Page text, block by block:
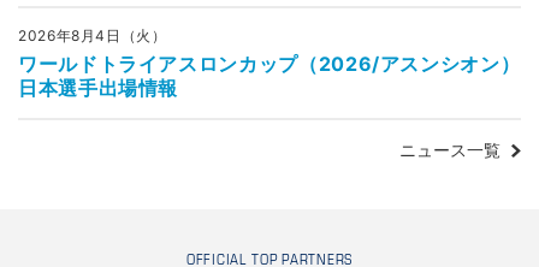
2026年8月4日（火）
ワールドトライアスロンカップ（2026/アスンシオン）
日本選手出場情報
ニュース一覧
OFFICIAL TOP PARTNERS